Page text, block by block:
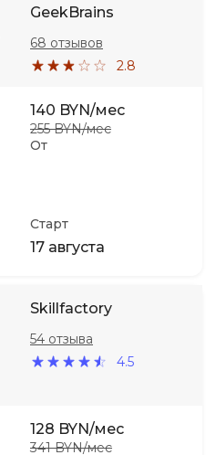
GeekBrains
2.8
68 отзывов
От
140 BYN/мес
255 BYN/мес
Старт
17 августа
Skillfactory
4.5
54 отзыва
128 BYN/мес
341 BYN/мес